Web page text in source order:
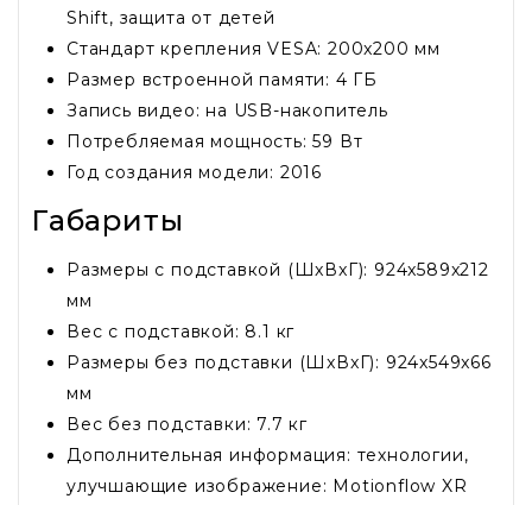
Shift, защита от детей
Стандарт крепления VESA: 200x200 мм
Размер встроенной памяти: 4 ГБ
Запись видео: на USB-накопитель
Потребляемая мощность: 59 Вт
Год создания модели: 2016
Габариты
Размеры с подставкой (ШxВxГ): 924x589x212
мм
Вес с подставкой: 8.1 кг
Размеры без подставки (ШxВxГ): 924x549x66
мм
Вес без подставки: 7.7 кг
Дополнительная информация: технологии,
улучшающие изображение: Motionflow XR